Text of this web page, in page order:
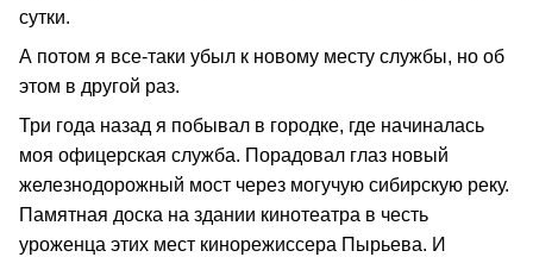
сутки.
А потом я все-таки убыл к новому месту службы, но об
этом в другой раз.
Три года назад я побывал в городке, где начиналась
моя офицерская служба. Порадовал глаз новый
железнодорожный мост через могучую сибирскую реку.
Памятная доска на здании кинотеатра в честь
уроженца этих мест кинорежиссера Пырьева. И